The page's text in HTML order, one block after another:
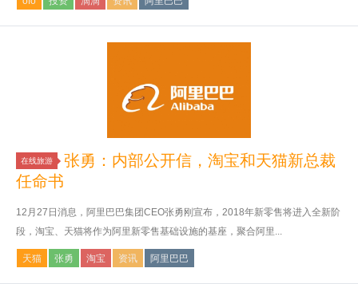
在线旅游
张勇：内部公开信，淘宝和天猫新总裁
任命书
12月27日消息，阿里巴巴集团CEO张勇刚宣布，2018年新零售将进入全新阶
段，淘宝、天猫将作为阿里新零售基础设施的基座，聚合阿里...
天猫 张勇 淘宝 资讯 阿里巴巴